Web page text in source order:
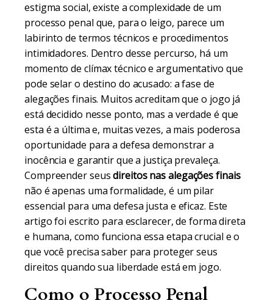
estigma social, existe a complexidade de um
processo penal que, para o leigo, parece um
labirinto de termos técnicos e procedimentos
intimidadores. Dentro desse percurso, há um
momento de clímax técnico e argumentativo que
pode selar o destino do acusado: a fase de
alegações finais. Muitos acreditam que o jogo já
está decidido nesse ponto, mas a verdade é que
esta é a última e, muitas vezes, a mais poderosa
oportunidade para a defesa demonstrar a
inocência e garantir que a justiça prevaleça.
Compreender seusdireitos nas alegações finais
não é apenas uma formalidade, é um pilar
essencial para uma defesa justa e eficaz. Este
artigo foi escrito para esclarecer, de forma direta
e humana, como funciona essa etapa crucial e o
que você precisa saber para proteger seus
direitos quando sua liberdade está em jogo.
Como o Processo Penal